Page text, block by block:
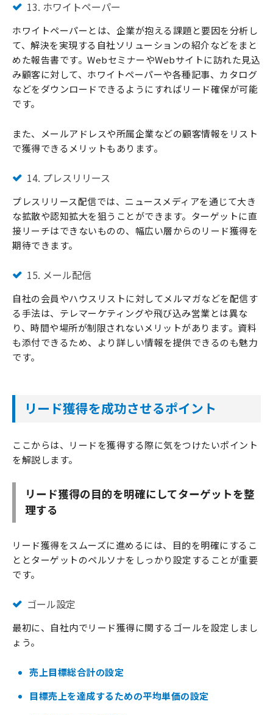
13. ホワイトペーパー
ホワイトペーパーとは、企業が抱える課題と要因を分析し
て、解決を実現する自社ソリューションの紹介などをまと
めた報告書です。WebセミナーやWebサイトに訪れた見込
み顧客に対して、ホワイトペーパーや各種記事、カタログ
などをダウンロードできるようにすればリード確保が可能
です。
また、メールアドレスや所属企業などの顧客情報をリスト
で獲得できるメリットもあります。
14. プレスリリース
プレスリリース配信では、ニュースメディアを通じて大き
な拡散や認知拡大を狙うことができます。ターゲットに直
接リーチはできないものの、幅広い層からのリード獲得を
期待できます。
15. メール配信
自社の会員やハウスリストに対してメルマガなどを配信す
る手法は、テレマーケティングや飛び込み営業とは異な
り、時間や場所が制限されないメリットがあります。資料
も添付できるため、より詳しい情報を提供できるのも魅力
です。
リード獲得を成功させるポイント
ここからは、リードを獲得する際に気をつけたいポイント
を解説します。
リード獲得の目的を明確にしてターゲットを整
理する
リード獲得をスムーズに進めるには、目的を明確にするこ
ととターゲットのペルソナをしっかり設定することが重要
です。
ゴール設定
最初に、自社内でリード獲得に関するゴールを設定しまし
ょう。
売上目標総合計の設定
目標売上を達成するための平均単価の設定